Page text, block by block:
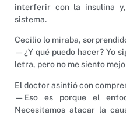
interferir con la insulina
sistema.
Cecilio lo miraba,
—¿Y qué puedo hacer? Yo
letra, pero no me siento
El doctor asintió con
—Eso es porque el
Necesitamos atacar la